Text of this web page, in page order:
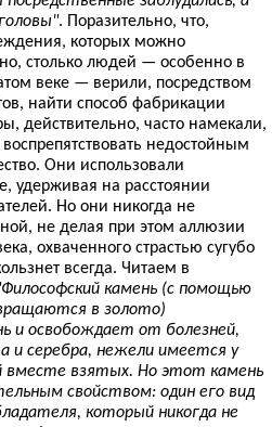
. Поразительно, что,
которых можно
столько людей — особенно в
веке — верили, посредством
найти способ фабрикации
действительно, часто намекали,
недостойным
Они использовали
удерживая на расстоянии
Но они никогда не
не делая при этом аллюзии
охваченного страстью сугубо
всегда. Читаем в
камень (с помощью
в золото)
и освобождает от болезней,
и серебра, нежели имеется у
вместе взятых. Но этот камень
свойством: один его вид
который никогда не